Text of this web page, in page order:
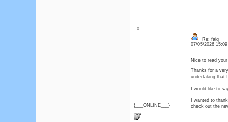
: 0
{___ONLINE___}
Re: faiq
07/05/2026
Nice to read
Thanks for a
undertaking that
I would like to
I wanted to
check out the